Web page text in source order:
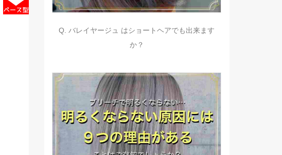
Q. バレイヤージュ はショートヘアでも出来ます
か？